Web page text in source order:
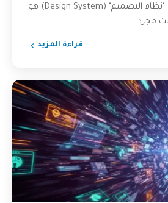
لكم يا جماعة كيف كان "نظام التصميم" (Design System) هو
مجرد...
قراءة المزيد